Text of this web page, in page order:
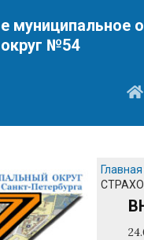
муниципальное
№54
Главная